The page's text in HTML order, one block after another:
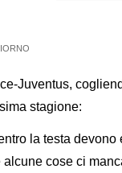
Juventus,
stagione:
la testa devono
cose ci